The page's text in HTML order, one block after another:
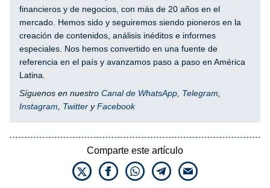
financieros y de negocios, con más de 20 años en el
mercado. Hemos sido y seguiremos siendo pioneros en la
creación de contenidos, análisis inéditos e informes
especiales. Nos hemos convertido en una fuente de
referencia en el país y avanzamos paso a paso en América
Latina.
Síguenos en nuestro Canal de WhatsApp Telegram
Instagram
Twitter yFacebook
Comparte este artículo